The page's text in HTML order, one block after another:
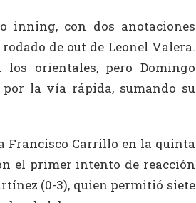
inning, con dos anotaciones
de out de Leonel Valera.
orientales, pero Domingo
la vía rápida, sumando su
Francisco Carrillo en la quinta
el primer intento de reacción
(0-3), quien permitió siete